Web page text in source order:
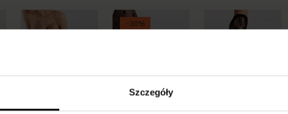
Szczegóły
-30%